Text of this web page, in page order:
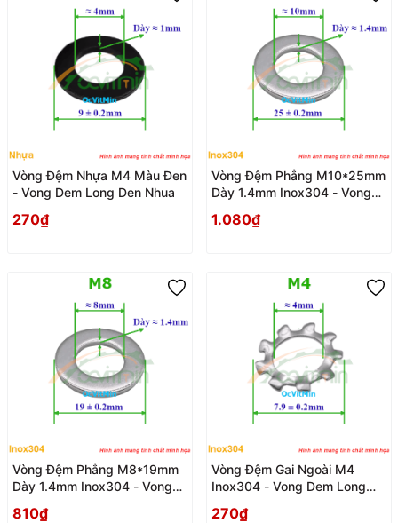
Vòng Đệm Nhựa M4 Màu Đen
- Vong Dem Long Den Nhua
270₫
Vòng Đệm Phẳng M10*25mm
Dày 1.4mm Inox304 - Vong
1.080₫
Vòng Đệm Phẳng M8*19mm
Dày 1.4mm Inox304 - Vong
810₫
Vòng Đệm Gai Ngoài M4
Inox304 - Vong Dem Long
270₫